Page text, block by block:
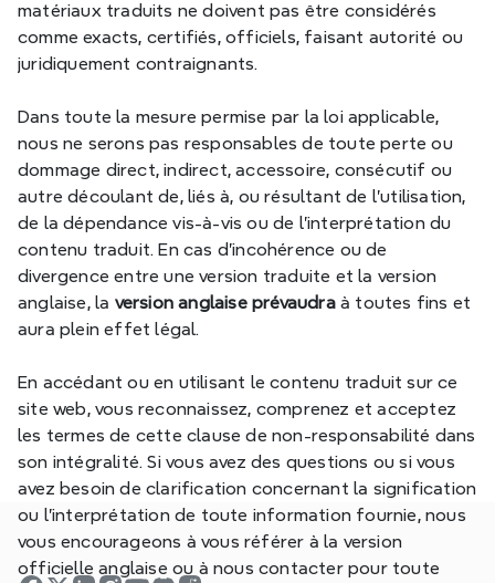
matériaux traduits ne doivent pas être considérés
comme exacts, certifiés, officiels, faisant autorité ou
juridiquement contraignants.
Dans toute la mesure permise par la loi applicable,
nous ne serons pas responsables de toute perte ou
dommage direct, indirect, accessoire, consécutif ou
autre découlant de, liés à, ou résultant de l'utilisation,
de la dépendance vis-à-vis ou de l'interprétation du
contenu traduit. En cas d'incohérence ou de
divergence entre une version traduite et la version
anglaise, la version anglaise prévaudra à toutes fins et
aura plein effet légal.
En accédant ou en utilisant le contenu traduit sur ce
site web, vous reconnaissez, comprenez et acceptez
les termes de cette clause de non-responsabilité dans
son intégralité. Si vous avez des questions ou si vous
avez besoin de clarification concernant la signification
ou l'interprétation de toute information fournie, nous
vous encourageons à vous référer à la version
officielle anglaise ou à nous contacter pour toute